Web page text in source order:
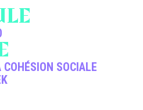
SOCIALE